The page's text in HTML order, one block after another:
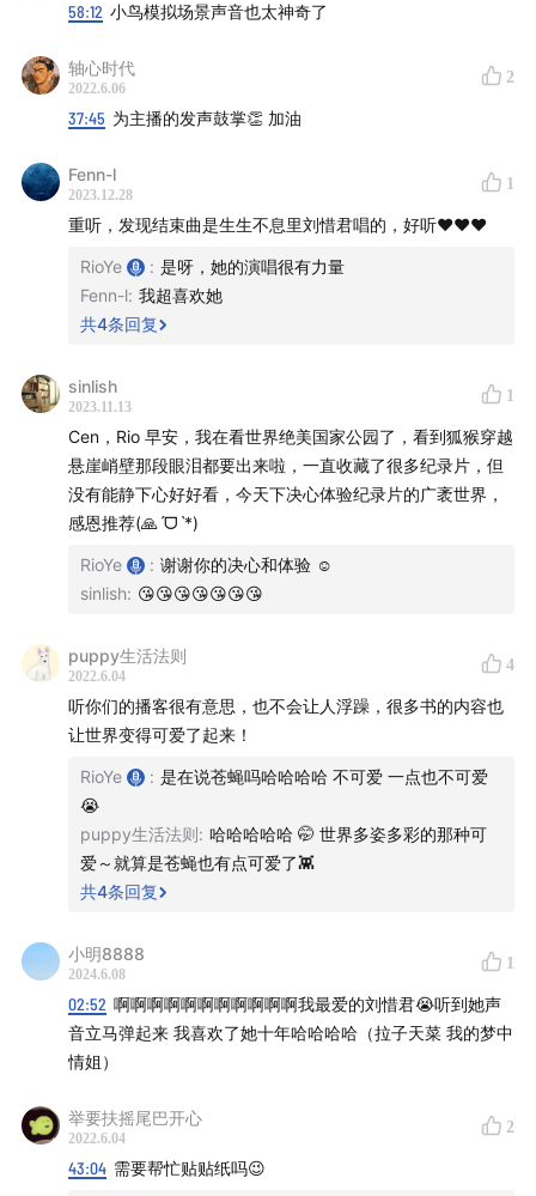
客】
【开心的事7：蜡烛的味道发重了但是 👀】
21:18 忍不住开始吐槽现在的商品成分
这是知识的诅咒，也是有觉知的快乐
如果每个商家都刷评论刷分的时候，就都回到了起
31:15 【开心的事8: Cen 对固体皂的执念开始瓦解】
【开心的事9: Rio 终于推出了 PRIDE 彩虹系列的设
🌈 LBGTQ+ ：为自己的选择骄傲
为了设计彩虹标签，学习转换 RGB 和 CMYK 格式
42:39 Cen：想为了自己设计属于自己味道的洗护产品
【开心的事10: 「浪姐3」和 「声生不息」：看到
Twins 合体了还能追求什么以及叶倩文也太美了】
【开心的事11: 「爱死机 S3」：你以为是马斯克
【开心的事12: 「与鸟共舞」，鸟儿的求偶是毕生事
1:04:52【开心的事13: 「河豚之家」，从河豚的视角看世
1:08:23 【开心的事14：我们的「蜡烛再生」计划
1:11:56【开心的事15: 「全球绝美国家公园」里看到的动物
们的友情】
58:12 小鸟模拟场景声音也太神奇了
轴心时代
2022.6.06
2
37:45 为主播的发声鼓掌👏 加油
Fenn-l
2023.12.28
1
重听，发现结束曲是生生不息里刘惜君唱的，好听❤️❤️❤️
RioYe : 是呀，她的演唱很有力量
Fenn-l: 我超喜欢她
共4条回复
sinlish
2023.11.13
1
Cen，Rio 早安，我在看世界绝美国家公园了，看到狐猴穿越
悬崖峭壁那段眼泪都要出来啦，一直收藏了很多纪录片，但
没有能静下心好好看，今天下决心体验纪录片的广袤世界，
感恩推荐(🙏ˊᗜˋ*)
RioYe : 谢谢你的决心和体验 ☺️
sinlish: 😘😘😘😘😘😘😘
puppy生活法则
2022.6.04
4
听你们的播客很有意思，也不会让人浮躁，很多书的内容也
让世界变得可爱了起来！
RioYe : 是在说苍蝇吗哈哈哈哈 不可爱 一点也不可爱
😭
puppy生活法则: 哈哈哈哈哈 🤭 世界多姿多彩的那种可
爱～就算是苍蝇也有点可爱了👾
共4条回复
小明8888
2024.6.08
1
02:52 啊啊啊啊啊啊啊啊啊啊啊我最爱的刘惜君😭听到她声
音立马弹起来 我喜欢了她十年哈哈哈哈（拉子天菜 我的梦中
情姐）
举要扶摇尾巴开心
2022.6.04
2
43:04 需要帮忙贴贴纸吗😉